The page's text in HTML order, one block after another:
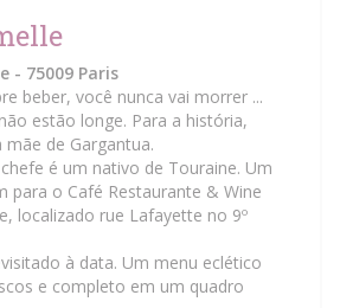
- 75009 Paris
beber, você nunca vai morrer ...
estão longe. Para a história,
mãe de Gargantua.
é um nativo de Touraine. Um
para o Café Restaurante & Wine
localizado rue Lafayette no 9º
à data. Um menu eclético
e completo em um quadro